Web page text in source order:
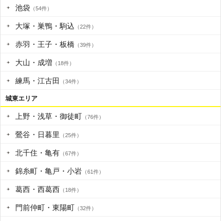
池袋 （54件）
大塚・巣鴨・駒込 （22件）
赤羽・王子・板橋 （39件）
大山・成増 （18件）
練馬・江古田 （34件）
城東エリア
上野・浅草・御徒町 （76件）
鶯谷・日暮里 （25件）
北千住・亀有 （67件）
錦糸町・亀戸・小岩 （61件）
葛西・西葛西 （18件）
門前仲町・東陽町 （32件）